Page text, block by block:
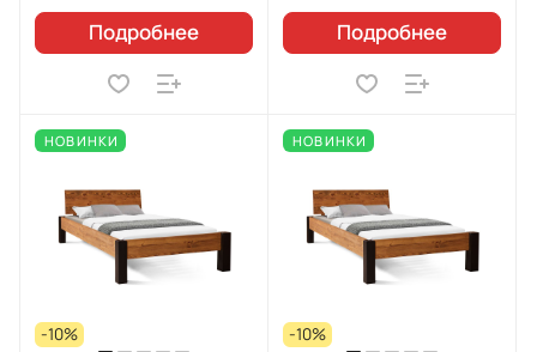
Подробнее Подробнее
НОВИНКИ
-10%
НОВИНКИ
-10%